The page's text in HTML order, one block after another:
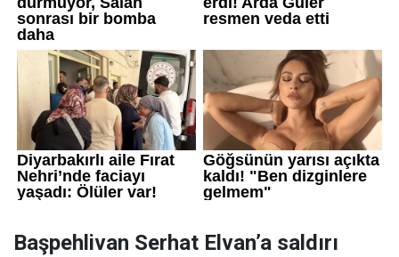
Başpehlivan Serhat Elvan’a saldırı